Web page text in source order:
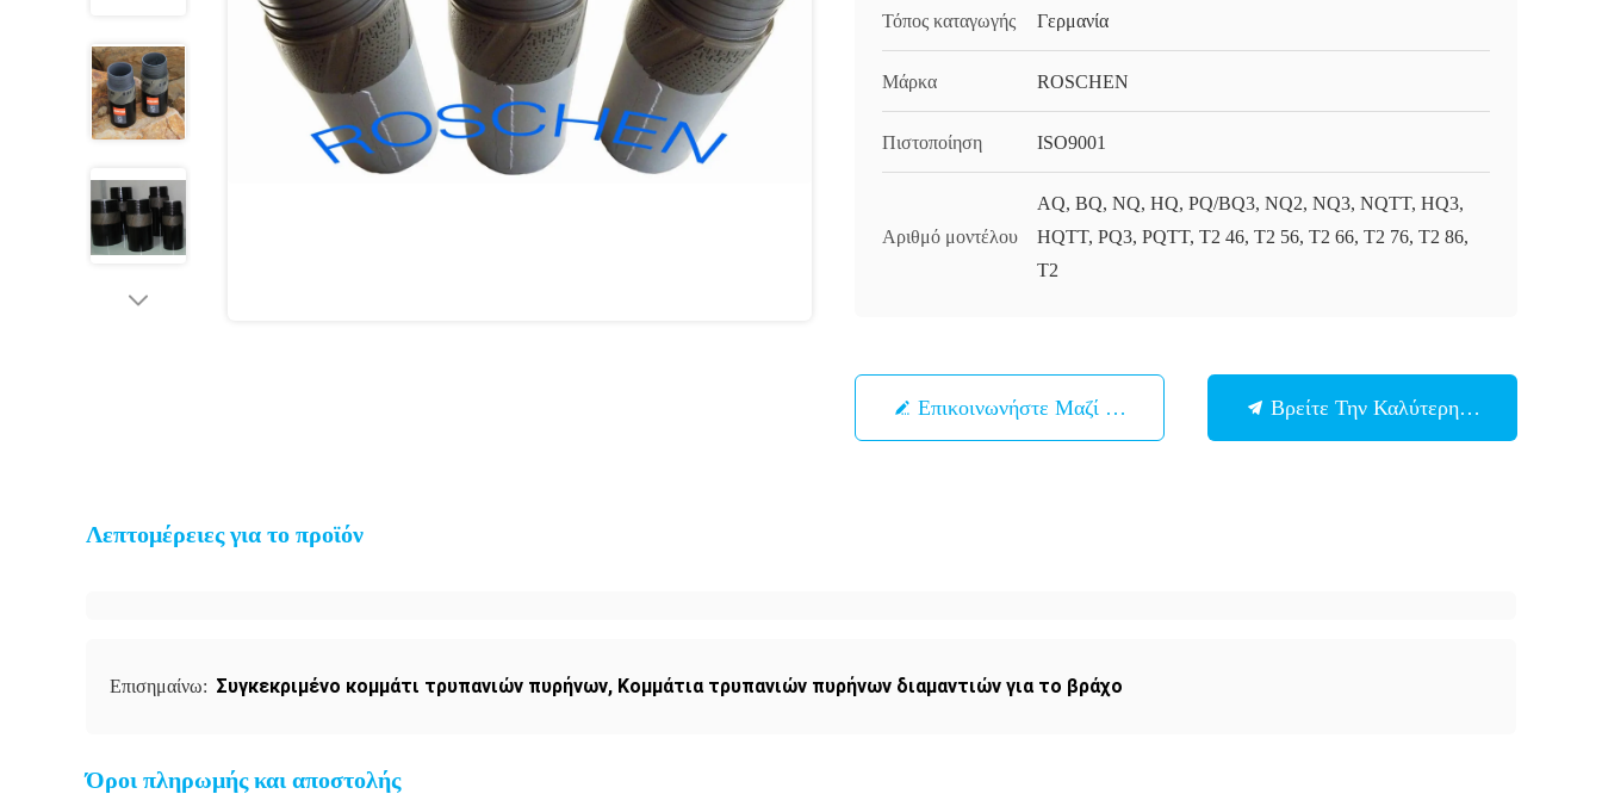
Τόπος καταγωγής Γερμανία
Μάρκα ROSCHEN
Πιστοποίηση ISO9001
Αριθμό μοντέλου
AQ, BQ, NQ, HQ, PQ/BQ3, NQ2, NQ3, NQTT, HQ3,
HQTT, PQ3, PQTT, T2 46, T2 56, T2 66, T2 76, T2 86,
T2
Επικοινωνήστε Μαζί Μας Βρείτε Την Καλύτερη Τιμή
Λεπτομέρειες για το προϊόν
Επισημαίνω: Συγκεκριμένο κομμάτι τρυπανιών πυρήνων, Κομμάτια τρυπανιών πυρήνων διαμαντιών για το βράχο
Όροι πληρωμής και αποστολής